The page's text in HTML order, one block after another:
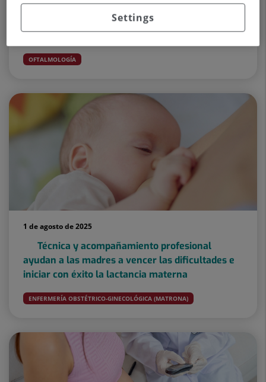
Del ojo vago, al estrabismo o la miopía: cómo
detectar problemas visuales en los niños cuando
aún no saben diferenciar si ven bien o no
OFTALMOLOGÍA
1 de agosto de 2025
Técnica y acompañamiento profesional
ayudan a las madres a vencer las dificultades e
iniciar con éxito la lactancia materna
ENFERMERÍA OBSTÉTRICO-GINECOLÓGICA (MATRONA)
Settings